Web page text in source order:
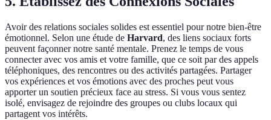
Avoir des relations sociales solides est essentiel pour notre bien-être
émotionnel. Selon une étude de Harvard, des liens sociaux forts
peuvent façonner notre santé mentale. Prenez le temps de vous
connecter avec vos amis et votre famille, que ce soit par des appels
téléphoniques, des rencontres ou des activités partagées. Partager
vos expériences et vos émotions avec des proches peut vous
apporter un soutien précieux face au stress. Si vous vous sentez
isolé, envisagez de rejoindre des groupes ou clubs locaux qui
partagent vos intérêts.